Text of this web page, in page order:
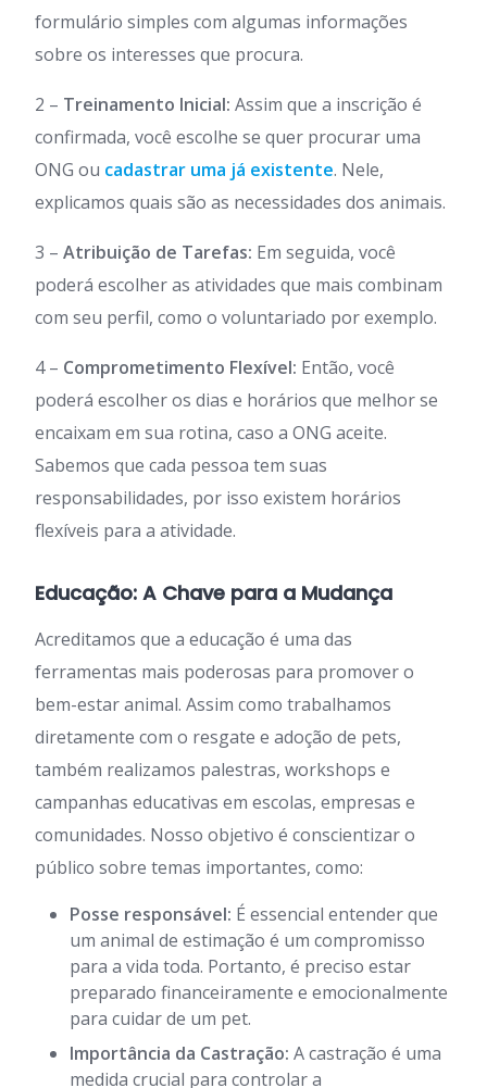
formulário simples com algumas informações
sobre os interesses que procura.
2 – Treinamento Inicial: Assim que a inscrição é
confirmada, você escolhe se quer procurar uma
ONG ou cadastrar uma já existente. Nele,
explicamos quais são as necessidades dos animais.
3 – Atribuição de Tarefas: Em seguida, você
poderá escolher as atividades que mais combinam
com seu perfil, como o voluntariado por exemplo.
4 – Comprometimento Flexível: Então, você
poderá escolher os dias e horários que melhor se
encaixam em sua rotina, caso a ONG aceite.
Sabemos que cada pessoa tem suas
responsabilidades, por isso existem horários
flexíveis para a atividade.
Educação: A Chave para a Mudança
Acreditamos que a educação é uma das
ferramentas mais poderosas para promover o
bem-estar animal. Assim como trabalhamos
diretamente com o resgate e adoção de pets,
também realizamos palestras, workshops e
campanhas educativas em escolas, empresas e
comunidades. Nosso objetivo é conscientizar o
público sobre temas importantes, como:
Posse responsável: É essencial entender que
um animal de estimação é um compromisso
para a vida toda. Portanto, é preciso estar
preparado financeiramente e emocionalmente
para cuidar de um pet.
Importância da Castração: A castração é uma
medida crucial para controlar a